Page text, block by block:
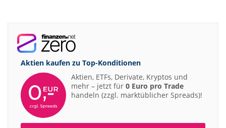
Aktien kaufen zu Top-Konditionen
Aktien, ETFs, Derivate, Kryptos und
mehr – jetzt für 0 Euro pro Trade
handeln (zzgl. marktüblicher Spreads)!